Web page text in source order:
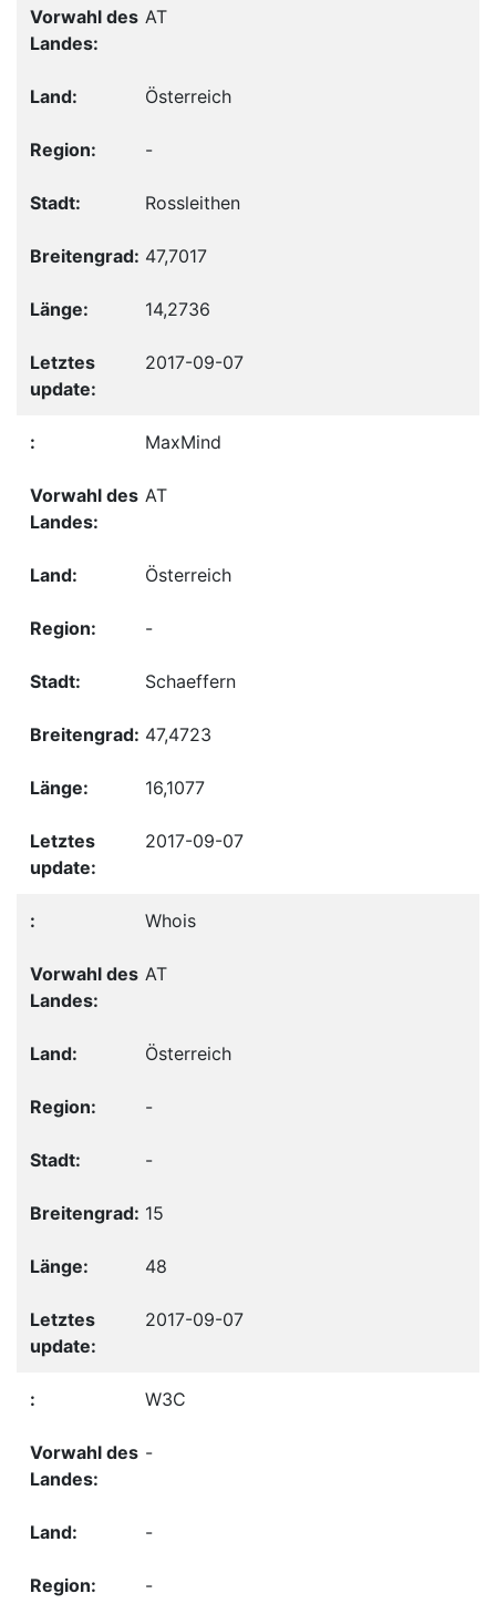
AT
Österreich
-
Rossleithen
47,7017
14,2736
2017-09-07
MaxMind
AT
Österreich
-
Schaeffern
47,4723
16,1077
2017-09-07
Whois
AT
Österreich
-
-
15
48
2017-09-07
W3C
-
-
-